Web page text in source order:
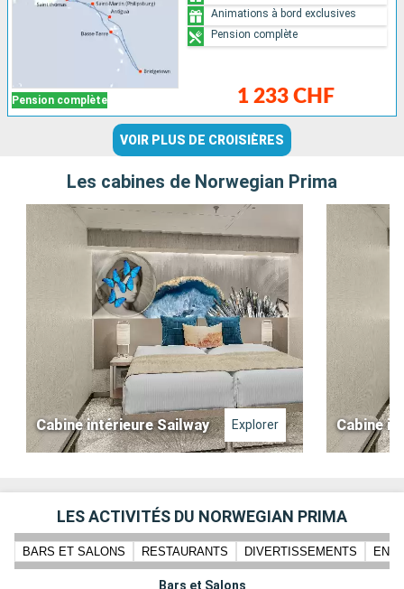
Pension complète 1 233 CHF
Animations à bord exclusives
Pension complète
VOIR PLUS DE CROISIÈRES
Les cabines de Norwegian Prima
Cabine intérieure Sailway Explorer Cabine
LES ACTIVITÉS DU NORWEGIAN PRIMA
BARS ET SALONS RESTAURANTS DIVERTISSEMENTS
Bars et Salons